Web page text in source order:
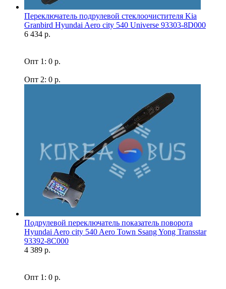
Переключатель подрулевой стеклоочистителя Kia
Granbird Hyundai Aero city 540 Universe 93303-8D000
6 434 р.
Опт 1: 0 р.
Опт 2: 0 р.
Подрулевой переключатель показатель поворота
Hyundai Aero city 540 Aero Town Ssang Yong Transstar
93392-8C000
4 389 р.
Опт 1: 0 р.